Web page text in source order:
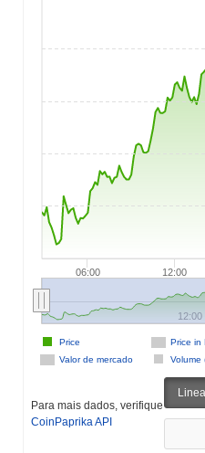
06:00 12:00
Price in
Valor de mercado
Volume
Price
12:00
Para mais dados, verifique
CoinPaprika API